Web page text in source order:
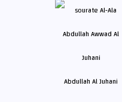
Abdullah Al Juhani